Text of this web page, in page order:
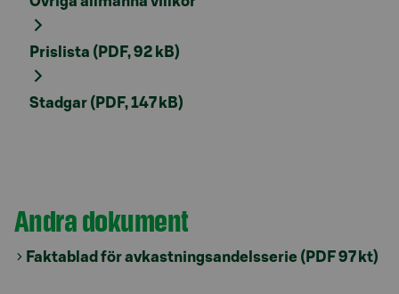
Prislista (PDF, 92 kB)
Stadgar (PDF, 147 kB)
Andra dokument
Faktablad för avkastningsandelsserie (PDF 97 kt)